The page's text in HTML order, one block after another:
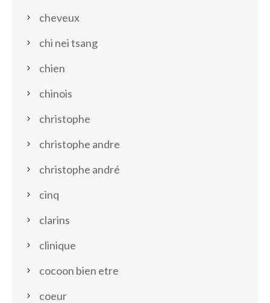
cheveux
chi nei tsang
chien
chinois
christophe
christophe andre
christophe andré
cinq
clarins
clinique
cocoon bien etre
coeur